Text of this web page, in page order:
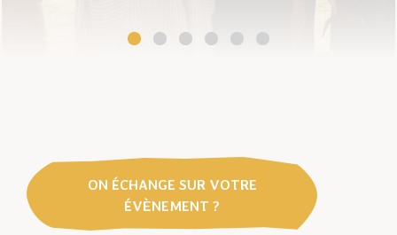
ON ÉCHANGE SUR VOTRE
ÉVÈNEMENT ?